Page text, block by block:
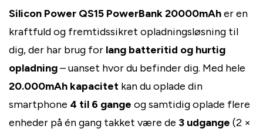
Silicon Power QS15 PowerBank 20000mAher en
kraftfuld og fremtidssikret opladningsløsning til
dig, der har brug for lang batteritid og hurtig
opladning– uanset hvor du befinder dig. Med hele
20.000mAh kapacitet kan du oplade din
smartphone 4 til 6 gange og samtidig oplade flere
enheder på én gang takket være de 3 udgange (2 ×